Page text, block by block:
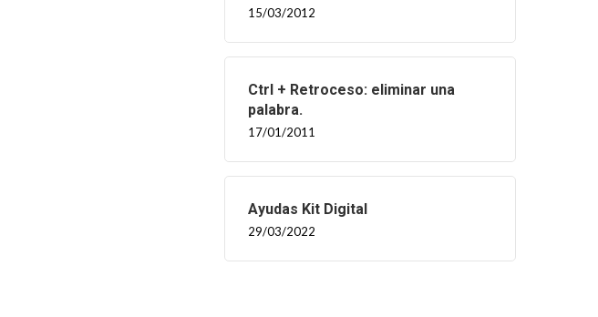
15/03/2012
Ctrl + Retroceso: eliminar una
palabra.
17/01/2011
Ayudas Kit Digital
29/03/2022